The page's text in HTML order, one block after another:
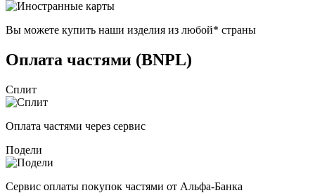
Вы можете купить наши изделия из любой* страны
Оплата частями (BNPL)
Сплит
Оплата частями через сервис
Подели
Сервис оплаты покупок частями от Альфа-Банка